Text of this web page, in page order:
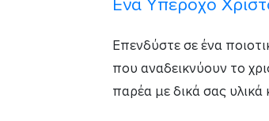
Ένα Υπέροχο
Επενδύστε σε ένα
που αναδεικνύουν το
παρέα με δικά σας υλικά